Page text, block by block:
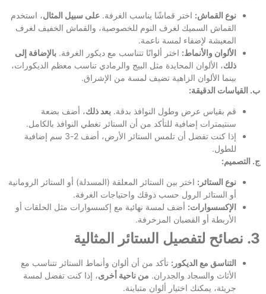
نوع القماش: اختر قماشًا يناسب الغرفة. على سبيل المثال، استخدم
القماش السميك لغرف النوم للخصوصية، والقماش الخفيف لغرف
المعيشة لإضفاء لمسة ناعمة.
الألوان والأنماط: اختر ألوانًا تتناسب مع ديكور الغرفة. بالإضافة إلى
ذلك، الألوان المحايدة مثل البيج والرمادي تناسب معظم الديكورات،
بينما الألوان الزاهية تضيف لمسة من الإشراق.
ب. القياسات الدقيقة:
قم بقياس عرض وطول النوافذ بدقة. بعد ذلك، أضف بضعة
سنتيمترات إضافية للتأكد من أن الستائر تغطي النوافذ بالكامل.
إذا كنت تفضل أن تلمس الستائر الأرض، أضف 2-3 سم إضافية
للطول.
ج. التصميم:
نوع الستائر: اختر بين الستائر المعلقة (المسدلة) أو الستائر الرومانية
أو الستائر الرول حسب ذوقك واحتياجات الغرفة.
الإكسسوارات: أضف لمسة نهائية مع إكسسوارات مثل الحلقات أو
الأربطة أو القضبان المزخرفة.
3. نصائح لتفصيل الستائر المثالية
التناسق مع الديكور: تأكد من أن ألوان وأنماط الستائر تتناسب مع
الأثاث والسجاد والجدران. من ناحية أخرى، إذا كنت تفضل لمسة
جريئة، يمكنك اختيار ألوان متباينة.